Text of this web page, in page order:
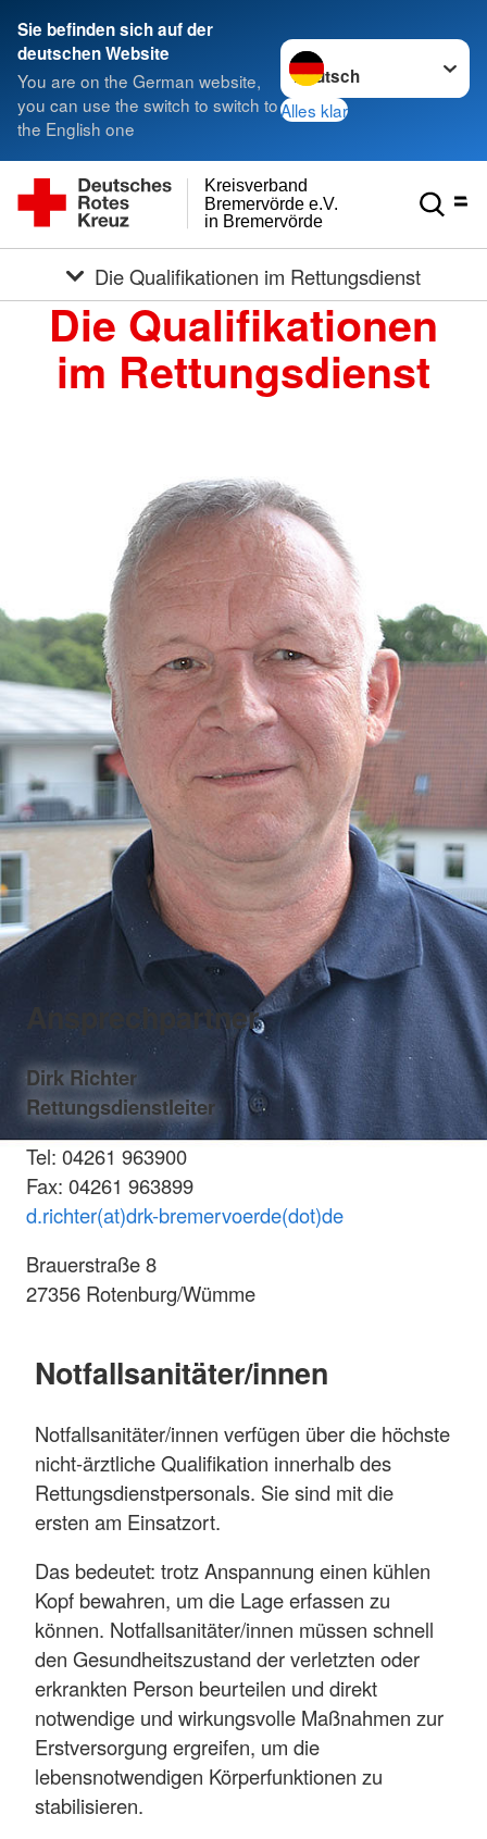
Sie befinden sich auf der
deutschen Website
You are on the German website,
you can use the switch to switch to
the English one
Sprache wechseln zu
Alles klar
in Bremervörde
Bremervörde e.V.
Kreisverband
Die Qualifikationen im Rettungsdienst
Die Qualifikationen
im Rettungsdienst
Ansprechpartner
Dirk Richter
Rettungsdienstleiter
Tel: 04261 963900
Fax: 04261 963899
d.richter(at)drk-bremervoerde(dot)de
Brauerstraße 8
27356 Rotenburg/Wümme
Notfallsanitäter/innen
Notfallsanitäter/innen verfügen über die höchste
nicht-ärztliche Qualifikation innerhalb des
Rettungsdienstpersonals. Sie sind mit die
ersten am Einsatzort.
Das bedeutet: trotz Anspannung einen kühlen
Kopf bewahren, um die Lage erfassen zu
können. Notfallsanitäter/innen müssen schnell
den Gesundheitszustand der verletzten oder
erkrankten Person beurteilen und direkt
notwendige und wirkungsvolle Maßnahmen zur
Erstversorgung ergreifen, um die
lebensnotwendigen Körperfunktionen zu
stabilisieren.